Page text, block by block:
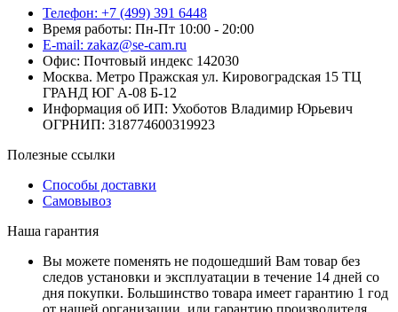
Телефон: +7 (499) 391 6448
Время работы: Пн-Пт 10:00 - 20:00
E-mail: zakaz@se-cam.ru
Офис: Почтовый индекс 142030
Москва. Метро Пражская ул. Кировоградская 15 ТЦ
ГРАНД ЮГ А-08 Б-12
Информация об ИП: Ухоботов Владимир Юрьевич
ОГРНИП: 318774600319923
Полезные ссылки
Способы доставки
Самовывоз
Наша гарантия
Вы можете поменять не подошедший Вам товар без
следов установки и эксплуатации в течение 14 дней со
дня покупки. Большинство товара имеет гарантию 1 год
от нашей организации, или гарантию производителя.